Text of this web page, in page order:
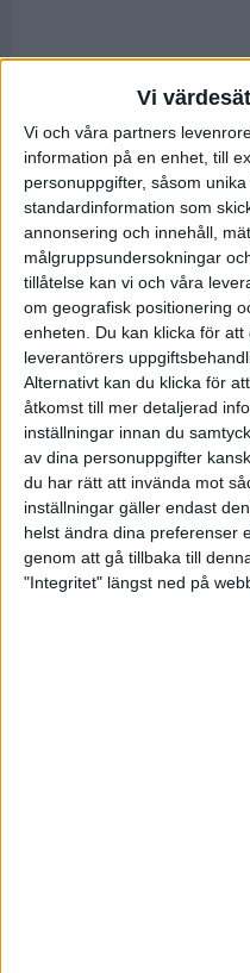
Vi
Vi och våra partners
information på en enhet, till
personuppgifter, såsom
standardinformation som
annonsering och innehåll,
målgruppsundersokningar
tillåtelse kan vi och våra
om geografisk positionering
enheten. Du kan klicka för
leverantörers
Alternativt kan du klicka för
åtkomst till mer detaljerad
inställningar innan du
av dina personuppgifter
du har rätt att invända mot
inställningar gäller endast
helst ändra dina preferenser
genom att gå tillbaka till
"Integritet" längst ned på